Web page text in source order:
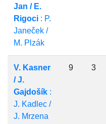
Jan / E.
Rigoci : P.
Janeček /
M. Plzák
V. Kasner
/ J.
Gajdošík :
J. Kadlec /
J. Mrzena
9 3